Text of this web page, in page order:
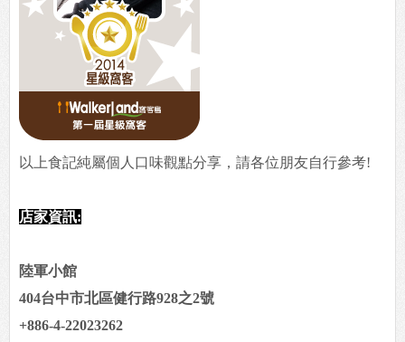
以上食記純屬個人口味觀點分享，請各位朋友自行參考!
店家資訊:
陸軍小館
404台中市北區健行路928之2號
+886-4-22023262